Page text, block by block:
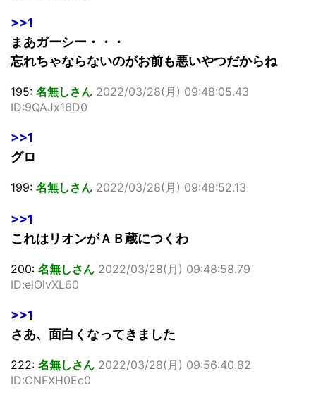
>>1
まあガーシー・・・
忘れちゃならないのがお前も悪いやつだからね
195: 名無しさん 2022/03/28(月) 09:48:05.43
ID:9QAJx16D0
>>1
グロ
199: 名無しさん 2022/03/28(月) 09:48:52.13
>>1
これはリオンがＡＢ蔵につくわ
200: 名無しさん 2022/03/28(月) 09:48:58.79
ID:elOlvXL60
>>1
さあ、面白くなってきました
222: 名無しさん 2022/03/28(月) 09:56:40.82
ID:CNFXH0Ec0